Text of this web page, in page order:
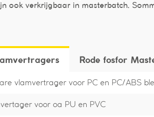
ook verkrijgbaar in masterbatch.
Rode fosfor
vlamvertrager voor PC en PC/ABS
voor oa PU en PVC